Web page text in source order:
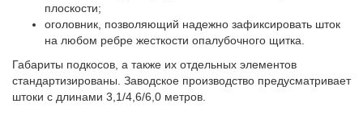
плоскости;
оголовник, позволяющий надежно зафиксировать шток
на любом ребре жесткости опалубочного щитка.
Габариты подкосов, а также их отдельных элементов
стандартизированы. Заводское производство предусматривает
штоки с длинами 3,1/4,6/6,0 метров.